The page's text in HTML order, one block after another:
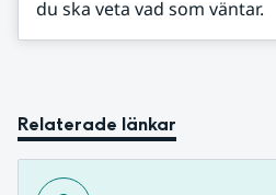
du ska veta vad som väntar.
Relaterade länkar